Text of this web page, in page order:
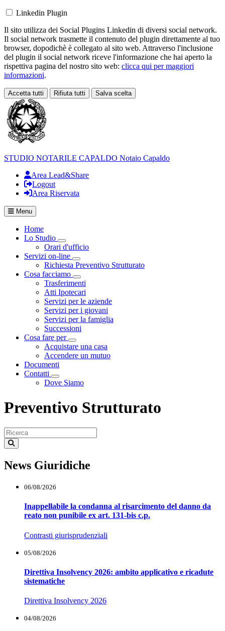
Linkedin Plugin
Il sito utilizza dei Social Plugins Linkedin di diversi social network.
Il social network trasmette il contenuto del plugin direttamente al tuo
browser, dopodichè è collegato al sito web. Attraverso l'inclusione
del plugin il social network riceve l'informazione che hai aperto la
rispettiva pagina del nostro sito web: clicca qui per maggiori
informazioni.
Accetta tutti Rifiuta tutti Salva scelta
Loading...
STUDIO NOTARILE CAPALDO Notaio Capaldo
Area Lead&Share
Logout
Area Riservata
Menu
Home
Lo Studio
Visualizza menù di secondo livello
Orari d'ufficio
Servizi on-line
Visualizza menù di secondo livello
Richiesta Preventivo Strutturato
Cosa facciamo
Visualizza menù di secondo livello
Trasferimenti
Atti Ipotecari
Servizi per le aziende
Servizi per i giovani
Servizi per la famiglia
Successioni
Cosa fare per
Visualizza menù di secondo livello
Acquistare una casa
Accendere un mutuo
Documenti
Contatti
Visualizza menù di secondo livello
Dove Siamo
Preventivo Strutturato
News Giuridiche
06/08/2026
Inappellabile la condanna al risarcimento del danno da
reato non punibile ex art. 131-bis c.p.
Contrasti giurisprudenziali
05/08/2026
Direttiva Insolvency 2026: ambito applicativo e ricadute
sistematiche
Direttiva Insolvency 2026
04/08/2026